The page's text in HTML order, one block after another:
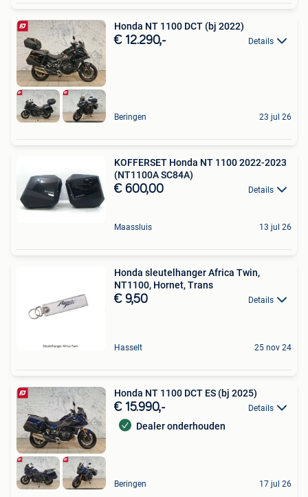
Honda NT 1100 DCT (bj 2022)
€ 12.290,- Details
Beringen 23 jul 26
KOFFERSET Honda NT 1100 2022-2023
(NT1100A SC84A)
€ 600,00 Details
Maassluis 13 jul 26
Honda sleutelhanger Africa Twin,
NT1100, Hornet, Trans
€ 9,50 Details
Hasselt 25 nov 24
Honda NT 1100 DCT ES (bj 2025)
€ 15.990,- Details
Dealer onderhouden
Beringen 17 jul 26